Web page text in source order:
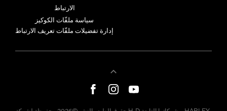
الارتباط
سياسة ملفّات الكوكيز
إدارة تفضيلات ملفّات تعريف الارتباط